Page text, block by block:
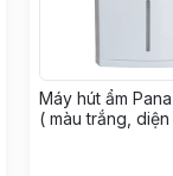
Máy hút ẩm
( màu trắng, diện